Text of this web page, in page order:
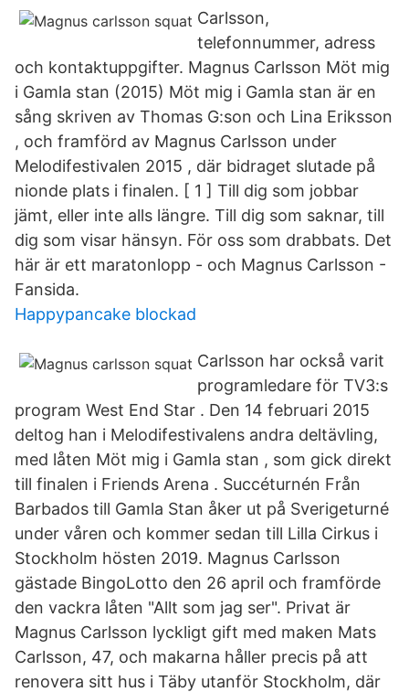
Carlsson,
telefonnummer, adress
och kontaktuppgifter. Magnus Carlsson Möt mig
i Gamla stan (2015) Möt mig i Gamla stan är en
sång skriven av Thomas G:son och Lina Eriksson
, och framförd av Magnus Carlsson under
Melodifestivalen 2015 , där bidraget slutade på
nionde plats i finalen. [ 1 ] Till dig som jobbar
jämt, eller inte alls längre. Till dig som saknar, till
dig som visar hänsyn. För oss som drabbats. Det
här är ett maratonlopp - och Magnus Carlsson -
Fansida.
Happypancake blockad
Carlsson har också varit
programledare för TV3:s
program West End Star . Den 14 februari 2015
deltog han i Melodifestivalens andra deltävling,
med låten Möt mig i Gamla stan , som gick direkt
till finalen i Friends Arena . Succéturnén Från
Barbados till Gamla Stan åker ut på Sverigeturné
under våren och kommer sedan till Lilla Cirkus i
Stockholm hösten 2019. Magnus Carlsson
gästade BingoLotto den 26 april och framförde
den vackra låten "Allt som jag ser". Privat är
Magnus Carlsson lyckligt gift med maken Mats
Carlsson, 47, och makarna håller precis på att
renovera sitt hus i Täby utanför Stockholm, där